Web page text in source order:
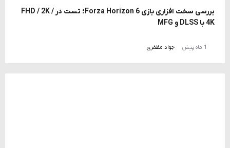
بررسی سخت افزاری بازی Forza Horizon 6؛ تست در FHD / 2K /
4K با DLSS و MFG
1 ماه پیش جواد مظفری